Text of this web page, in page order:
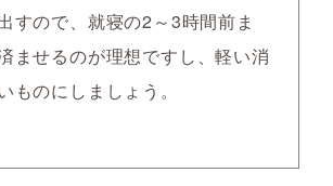
すので、就寝の2～3時間前ま
ませるのが理想ですし、軽い消
ものにしましょう。